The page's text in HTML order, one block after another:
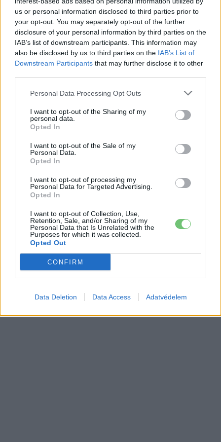
us or personal information disclosed to third parties prior to
your opt-out. You may separately opt-out of the further
disclosure of your personal information by third parties on the
IAB’s list of downstream participants. This information may
also be disclosed by us to third parties on the IAB’s List of
Downstream Participants that may further disclose it to other
Personal Data Processing Opt Outs
I want to opt-out of the Sharing of my
personal data.
Opted In
I want to opt-out of the Sale of my
Personal Data.
Opted In
I want to opt-out of processing my
Personal Data for Targeted Advertising.
Opted In
I want to opt-out of Collection, Use,
Retention, Sale, and/or Sharing of my
Personal Data that Is Unrelated with the
Purposes for which it was collected.
Opted Out
CONFIRM
Data Deletion Data Access Adatvédelem
Elektromos
autó
Elektromos
autó
9 perc töltés, 450 kilométer hatótáv –
ezzel indulhat harcba a Xpeng új
szabadidő-autója Európában